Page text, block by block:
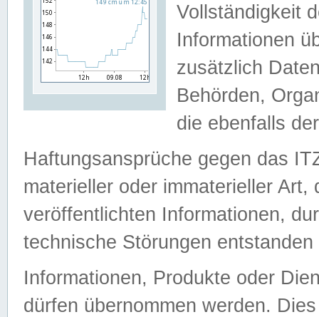
Vollständigkeit
Informationen
zusätzlich
Behörden,
die ebenfalls
Haftungsansprüche gegen das
materieller oder immaterieller
veröffentlichten Informationen,
technische Störungen
Informationen, Produkte oder
dürfen übernommen werden.